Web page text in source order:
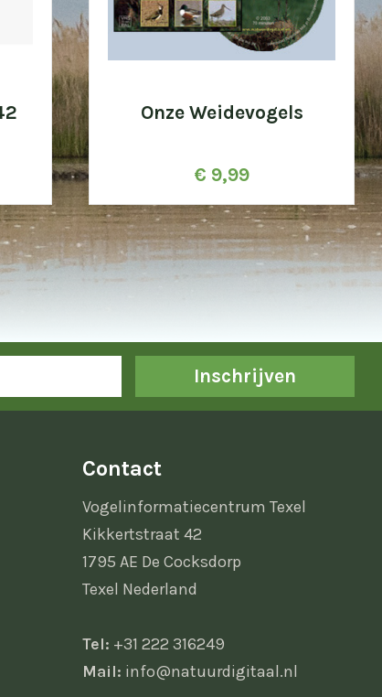
Onze Weidevogels
€ 9,99
Inschrijven
Contact
Vogelinformatiecentrum Texel
Kikkertstraat 42
1795 AE De Cocksdorp
Texel Nederland
Tel: +31 222 316249
Mail: info@natuurdigitaal.nl